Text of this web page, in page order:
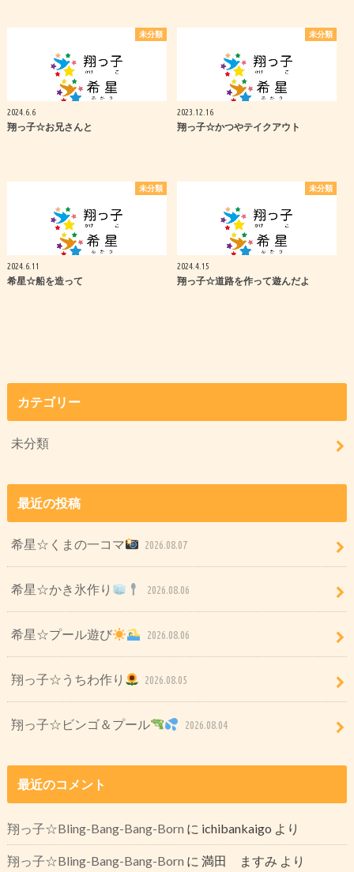
未分類
2024.6.6
翔っ子☆お兄さんと
未分類
2023.12.16
翔っ子☆かつやテイクアウト
未分類
2024.6.11
希星☆船を造って
未分類
2024.4.15
翔っ子☆道路を作って遊んだよ
カテゴリー
未分類
最近の投稿
希星☆くまの一コマ 2026.08.07
希星☆かき氷作り 2026.08.06
希星☆プール遊び 2026.08.06
翔っ子☆うちわ作り 2026.08.05
翔っ子☆ビンゴ＆プール 2026.08.04
最近のコメント
翔っ子☆Bling-Bang-Bang-Born に ichibankaigo より
翔っ子☆Bling-Bang-Bang-Born に 満田 ますみ より